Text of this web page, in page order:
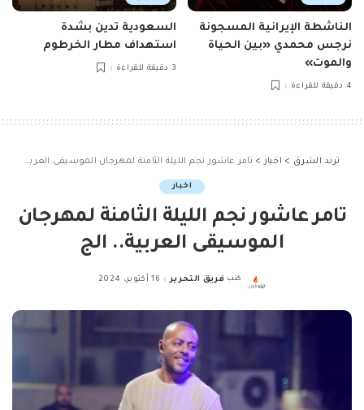
الناشطة الإيرانية المسجونة
نرجس محمدي «بين الحياة
والموت»
4 دقيقة للقراءة
السعودية تدين بشدة
استهداف مطار الخرطوم
3 دقيقة للقراءة
ترند الشرق > اخبار > تامر عاشور نجم الليلة الثامنة لمهرجان الموسيقى العربية.. الج
اخبار
تامر عاشور نجم الليلة الثامنة لمهرجان
الموسيقى العربية.. الج
Posted
كتب فريق التحرير 16 أكتوبر، 2024